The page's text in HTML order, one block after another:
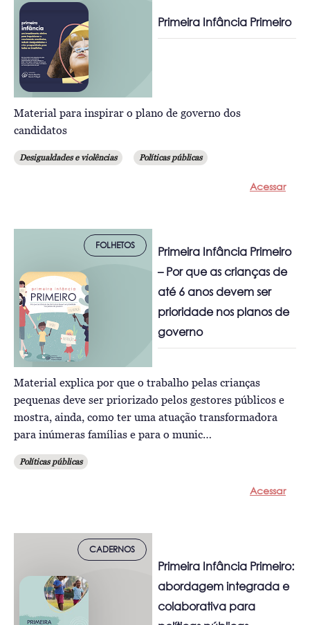
Primeira Infância Primeiro
Material para inspirar o plano de governo dos
candidatos
Desigualdades e violências Políticas públicas
Acessar
FOLHETOS
Primeira Infância Primeiro
– Por que as crianças de
até 6 anos devem ser
prioridade nos planos de
governo
Material explica por que o trabalho pelas crianças
pequenas deve ser priorizado pelos gestores públicos e
mostra, ainda, como ter uma atuação transformadora
para inúmeras famílias e para o munic…
Políticas públicas
Acessar
CADERNOS
Primeira Infância Primeiro:
abordagem integrada e
colaborativa para